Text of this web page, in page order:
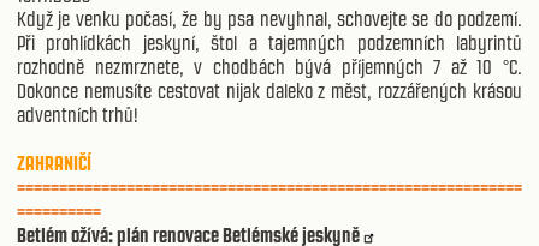
Když je venku počasí, že by psa nevyhnal, schovejte se do podzemí.
Při prohlídkách jeskyní, štol a tajemných podzemních labyrintů
rozhodně nezmrznete, v chodbách bývá příjemných 7 až 10 °C.
Dokonce nemusíte cestovat nijak daleko z měst, rozzářených krásou
adventních trhů!
ZAHRANIČÍ
============================================================
==========
Betlém ožívá: plán renovace Betlémské jeskyně